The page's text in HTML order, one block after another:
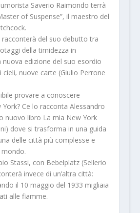
Saverio Raimondo terrà
of Suspense”, il maestro del
racconterà del suo debutto tra
della timidezza in
nuova edizione del suo esordio
cieli, nuove carte (Giulio Perrone
provare a conoscere
Ce lo racconta Alessandro
nuovo libro La mia New York
dove si trasforma in una guida
delle città più complesse e
Stassi, con Bebelplatz(Sellerio
invece di un’altra città:
il 10 maggio del 1933 migliaia
alle fiamme.